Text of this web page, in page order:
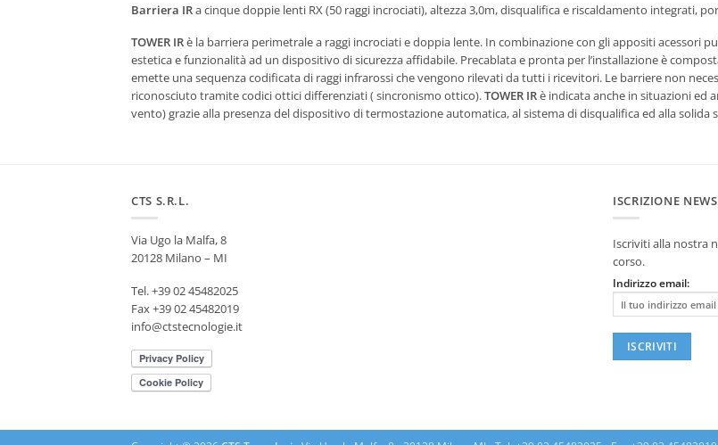
Barriera IRa cinque doppie lenti RX (50 raggi incrociati), altezza 3,0m, disqualifica e riscaldamento integrati,
TOWER IRè la barriera perimetrale a raggi incrociati e doppia lente. In combinazione con gli appositi acessori
estetica e funzionalità ad un dispositivo di sicurezza affidabile. Precablata e pronta per l’installazione è
emette una sequenza codificata di raggi infrarossi che vengono rilevati da tutti i ricevitori. Le barriere non
riconosciuto tramite codici ottici differenziati ( sincronismo ottico).TOWER IRè indicata anche in situazioni ed
vento) grazie alla presenza del dispositivo di termostazione automatica, al sistema di disqualifica ed alla
CTS S.R.L.
Via Ugo la Malfa, 8
20128 Milano – MI
Tel. +39 02 45482025
Fax +39 02 45482019
info@ctstecnologie.it
ISCRIZIONE
Iscriviti alla nostra
corso.
Indirizzo email: